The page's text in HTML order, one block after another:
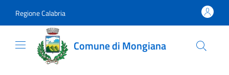
Regione Calabria
Comune di Mongiana